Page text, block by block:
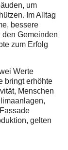
um
Im Alltag
bessere
den Gemeinden
zum Erfolg
Werte
bringt erhöhte
Menschen
gelten